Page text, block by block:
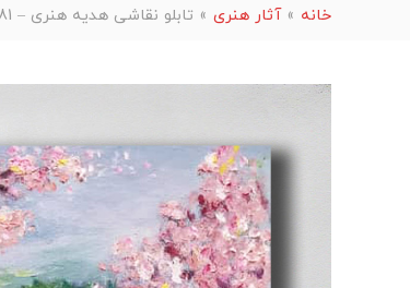
خانه »آثار هنری » تابلو نقاشی هدیه هنری – G0381